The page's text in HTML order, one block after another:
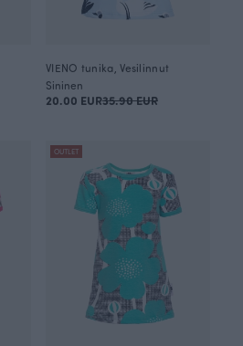
VIENO tunika, Vesilinnut
Sininen
20.00 EUR35.90 EUR
OUTLET